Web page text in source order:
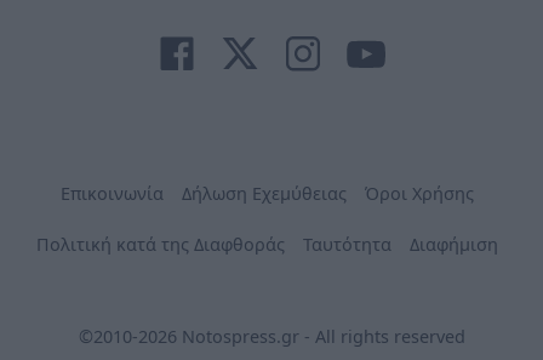
Επικοινωνία Δήλωση Εχεμύθειας Όροι Χρήσης
Πολιτική κατά της Διαφθοράς Ταυτότητα Διαφήμιση
©2010-2026 Notospress.gr - All rights reserved